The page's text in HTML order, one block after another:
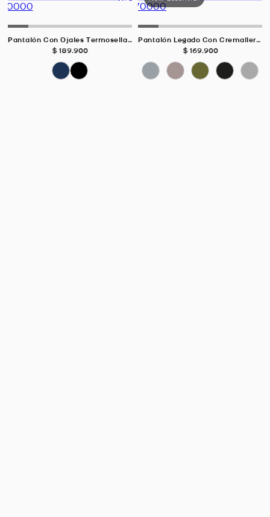
Pantalón Con Ojales Termosellados AZUL OSCURO Para Hombre
$ 189.900
Pantalón Legado Con Cremalleras Deportiv, Color NEGRO/JASPE Para Hombre
$ 169.900